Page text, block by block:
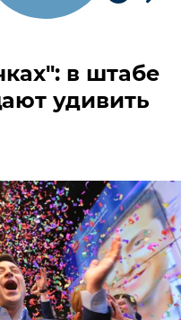
в штабе
удивить